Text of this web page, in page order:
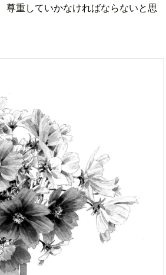
尊重していかなければならないと思